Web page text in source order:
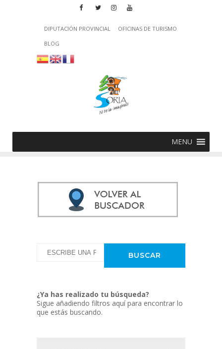
DIPUTACIÓN PROVINCIAL
OFICINAS DE TURISMO
BLOG
MENU
¿Ya has realizado tu búsqueda?
Sigue añadiendo filtros aquí para encontrar lo
que estás buscando.